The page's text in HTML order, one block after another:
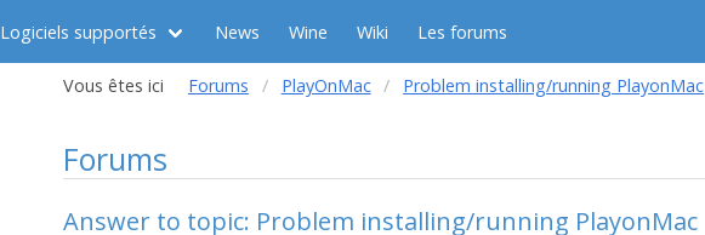
Logiciels supportés News Wine Wiki Les forums
Vous êtes ici Forums PlayOnMac Problem installing/running PlayonMac
Forums
Answer to topic: Problem installing/running PlayonMac